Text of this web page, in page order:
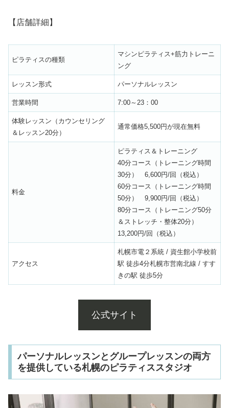
【店舗詳細】
ピラティスの種類
マシンピラティス+筋力トレーニ
ング
レッスン形式 パーソナルレッスン
営業時間 7:00～23：00
体験レッスン（カウンセリング
＆レッスン20分）
通常価格5,500円が現在無料
料金
ピラティス＆トレーニング
40分コース（トレーニング時間
30分） 6,600円/回（税込）
60分コース（トレーニング時間
50分） 9,900円/回（税込）
80分コース（トレーニング50分
＆ストレッチ・整体20分）
13,200円/回（税込）
アクセス
札幌市電２系統 / 資生館小学校前
駅 徒歩4分札幌市営南北線 / すす
きの駅 徒歩5分
公式サイト
パーソナルレッスンとグループレッスンの両方
を提供している札幌のピラティススタジオ